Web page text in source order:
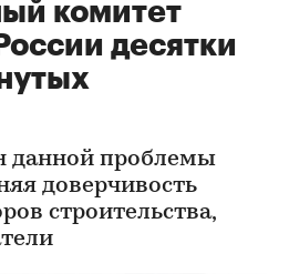
комитет
десятки
данной проблемы
доверчивость
строительства,